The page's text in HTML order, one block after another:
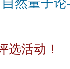
选活动！